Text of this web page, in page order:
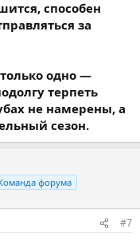
способен
за
одно —
терпеть
не намерены, а
сезон.
форума
#7